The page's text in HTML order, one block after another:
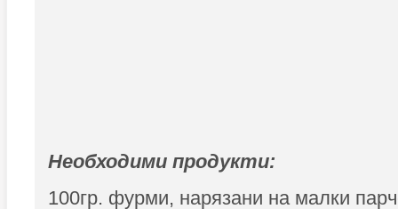
Необходими продукти:
100гр. фурми, нарязани на малки